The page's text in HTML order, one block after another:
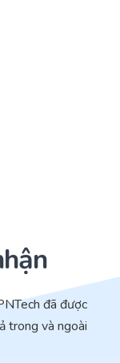
đã được
trong và ngoài